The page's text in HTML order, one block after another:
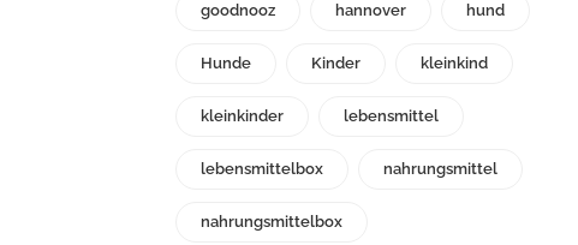
goodnooz hannover hund
Hunde Kinder kleinkind
kleinkinder lebensmittel
lebensmittelbox nahrungsmittel
nahrungsmittelbox